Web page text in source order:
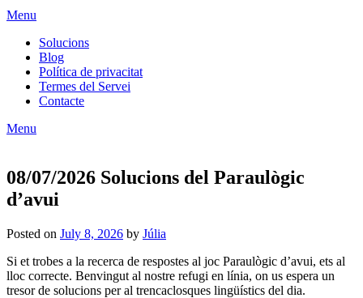
Menu
Solucions
Blog
Política de privacitat
Termes del Servei
Contacte
Menu
08/07/2026 Solucions del Paraulògic
d’avui
Posted on July 8, 2026 by Júlia
Si et trobes a la recerca de respostes al joc Paraulògic d’avui, ets al
lloc correcte. Benvingut al nostre refugi en línia, on us espera un
tresor de solucions per al trencaclosques lingüístics del dia.